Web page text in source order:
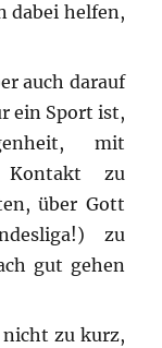
dabei helfen,
auch darauf
ein Sport ist,
mit
Kontakt zu
über Gott
zu
gut gehen
zu kurz,